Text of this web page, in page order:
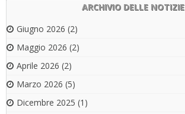
ARCHIVIO DELLE NOTIZIE
Giugno 2026 (2)
Maggio 2026 (2)
Aprile 2026 (2)
Marzo 2026 (5)
Dicembre 2025 (1)